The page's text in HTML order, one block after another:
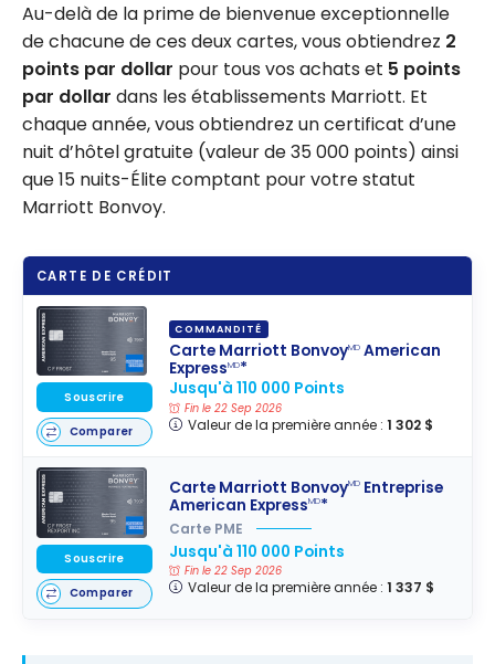
Au-delà de la prime de bienvenue exceptionnelle
de chacune de ces deux cartes, vous obtiendrez 2
points par dollar pour tous vos achats et 5 points
par dollar dans les établissements Marriott. Et
chaque année, vous obtiendrez un certificat d’une
nuit d’hôtel gratuite (valeur de 35 000 points) ainsi
que 15 nuits-Élite comptant pour votre statut
Marriott Bonvoy.
CARTE DE CRÉDIT
COMMANDITÉ
Carte Marriott BonvoyMD American
ExpressMD*
Jusqu'à 110 000 Points
Fin le 22 Sep 2026
Valeur de la première année : 1 302 $
Souscrire
Comparer
Carte Marriott BonvoyMD Entreprise
American ExpressMD*
Carte PME
Jusqu'à 110 000 Points
Fin le 22 Sep 2026
Valeur de la première année : 1 337 $
Souscrire
Comparer